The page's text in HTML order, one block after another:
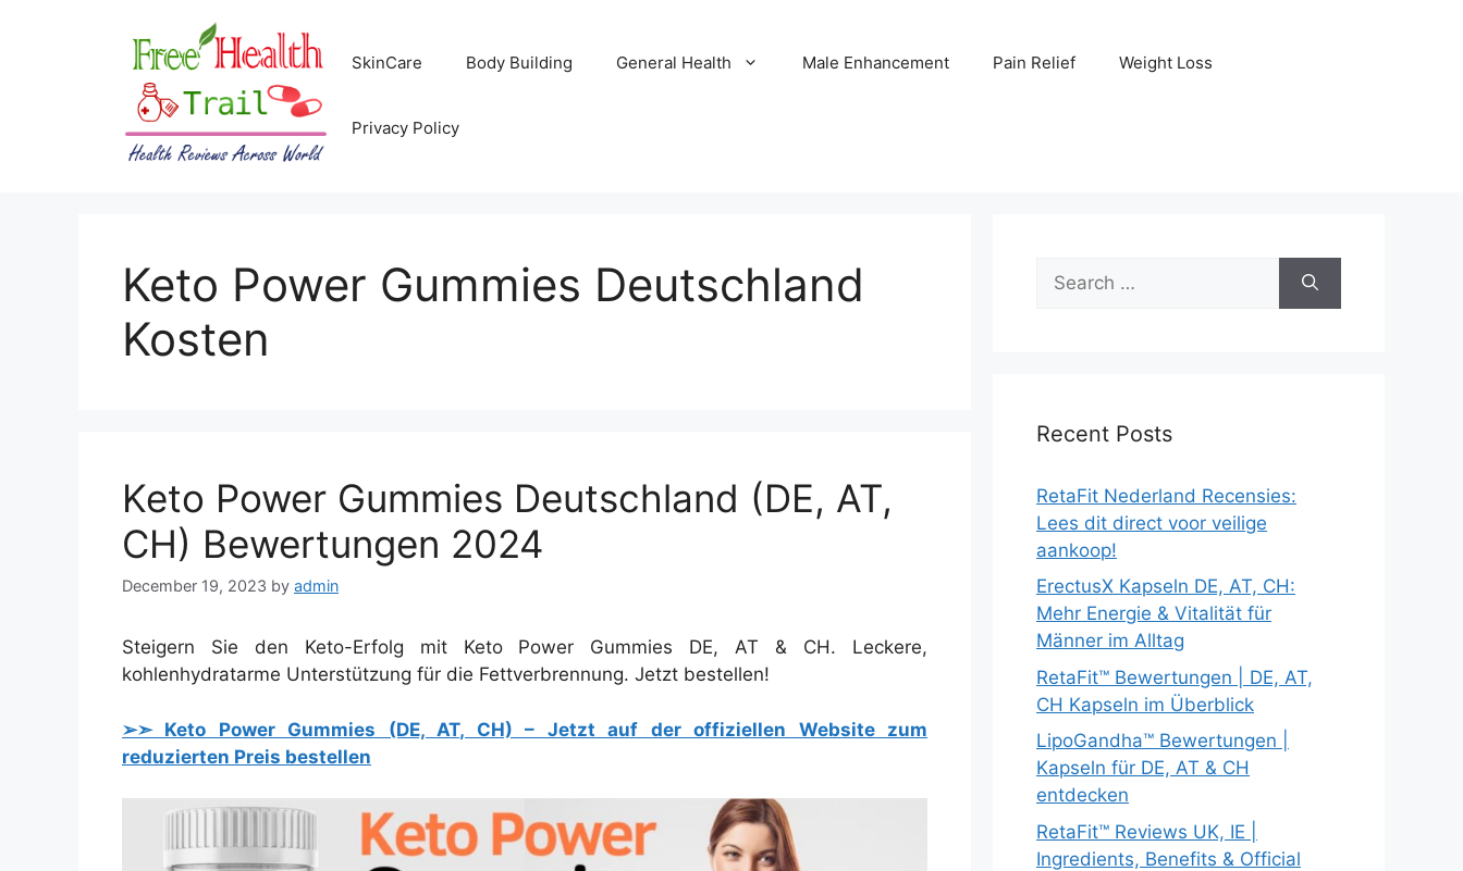
SkinCare Body Building General Health Male Enhancement Pain Relief Weight Loss
Privacy Policy
Keto Power Gummies Deutschland
Kosten
Keto Power Gummies Deutschland (DE, AT,
CH) Bewertungen 2024
December 19, 2023 by admin
Steigern Sie den Keto-Erfolg mit Keto Power Gummies DE, AT & CH. Leckere,
kohlenhydratarme Unterstützung für die Fettverbrennung. Jetzt bestellen!
➢➣ Keto Power Gummies (DE, AT, CH) – Jetzt auf der offiziellen Website zum
reduzierten Preis bestellen
for:
Recent Posts
RetaFit Nederland Recensies:
Lees dit direct voor veilige
aankoop!
ErectusX Kapseln DE, AT, CH:
Mehr Energie & Vitalität für
Männer im Alltag
RetaFit™ Bewertungen | DE, AT,
CH Kapseln im Überblick
LipoGandha™ Bewertungen |
Kapseln für DE, AT & CH
entdecken
RetaFit™ Reviews UK, IE |
Ingredients, Benefits & Official